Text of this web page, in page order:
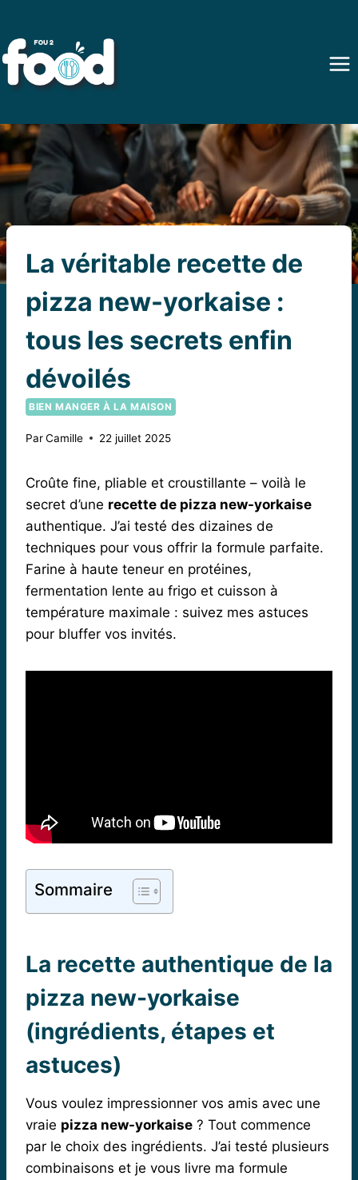
contenu
La véritable recette de
pizza new-yorkaise :
tous les secrets enfin
dévoilés
BIEN MANGER À LA MAISON
ParCamille 22 juillet 2025
Croûte fine, pliable et croustillante – voilà le
secret d’une recette de pizza new-yorkaise
authentique. J’ai testé des dizaines de
techniques pour vous offrir la formule parfaite.
Farine à haute teneur en protéines,
fermentation lente au frigo et cuisson à
température maximale : suivez mes astuces
pour bluffer vos invités.
Sommaire
La recette authentique de la
pizza new-yorkaise
(ingrédients, étapes et
astuces)
Vous voulez impressionner vos amis avec une
vraie pizza new-yorkaise ? Tout commence
par le choix des ingrédients. J’ai testé plusieurs
combinaisons et je vous livre ma formule